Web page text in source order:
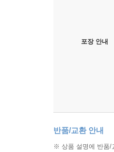
표현보다 ‘윤슬’
또 하나의 예로,
있지만, 앤이 말
사람이라는 뜻을
입말이 살아 있는
자산이 되어 주었
대화의 내용을 전
포장 안내
반품/교환 안내
※ 상품 설명에 반품/